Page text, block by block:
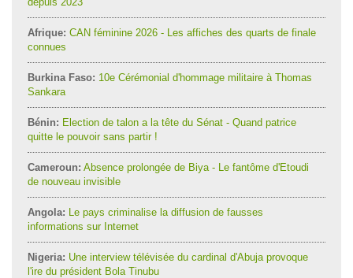
Afrique: CAN féminine 2026 - Les affiches des quarts de finale
connues
Burkina Faso: 10e Cérémonial d'hommage militaire à Thomas
Sankara
Bénin: Election de talon a la tête du Sénat - Quand patrice
quitte le pouvoir sans partir !
Cameroun: Absence prolongée de Biya - Le fantôme d'Etoudi
de nouveau invisible
Angola: Le pays criminalise la diffusion de fausses
informations sur Internet
Nigeria: Une interview télévisée du cardinal d'Abuja provoque
l'ire du président Bola Tinubu